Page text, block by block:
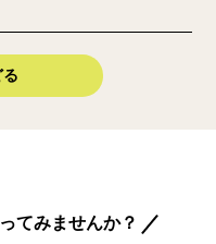
てみませんか？